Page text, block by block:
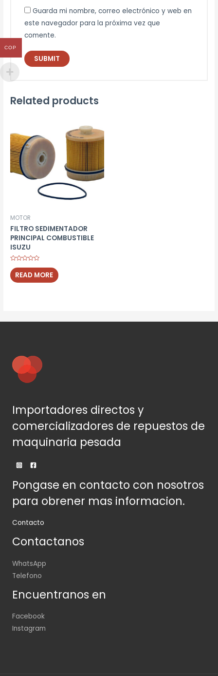
Guarda mi nombre, correo electrónico y web en
este navegador para la próxima vez que
comente.
Related products
MOTOR
FILTRO SEDIMENTADOR
PRINCIPAL COMBUSTIBLE
ISUZU
Rated
0
out
of
READ MORE
Importadores directos y
comercializadores de repuestos de
maquinaria pesada
Pongase en contacto con nosotros
para obrener mas informacion.
Contacto
Contactanos
WhatsApp
Telefono
Encuentranos en
Facebook
Instagram
COP